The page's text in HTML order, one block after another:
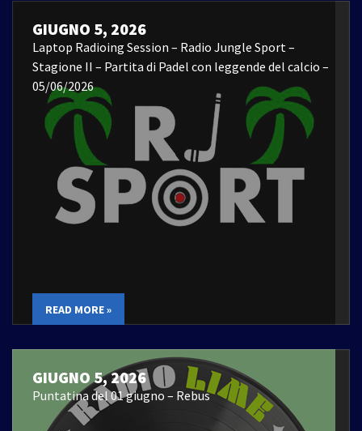
GIUGNO 5, 2026
Laptop Radioing Session – Radio Jungle Sport –
Stagione II – Partita di Padel con leggende del calcio –
05/06/2026
READ MORE »
GIUGNO 5, 2026
Puntatina del 01 giugno – Rebus